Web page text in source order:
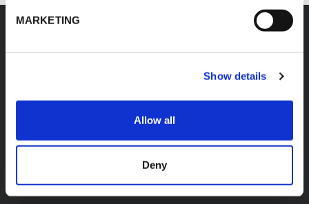
MARKETING
Show details
Allow all
Deny
Accessori
K-FLEX BEVERAGE
K-FLEX BEVERAGE